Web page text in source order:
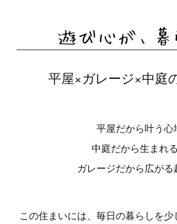
平屋×ガレージ×中庭
平屋だから叶う心
中庭だから生まれる
ガレージだから広がる
この住まいには、毎日の暮らしを